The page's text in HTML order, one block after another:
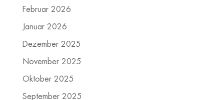
Februar 2026
Januar 2026
Dezember 2025
November 2025
Oktober 2025
September 2025